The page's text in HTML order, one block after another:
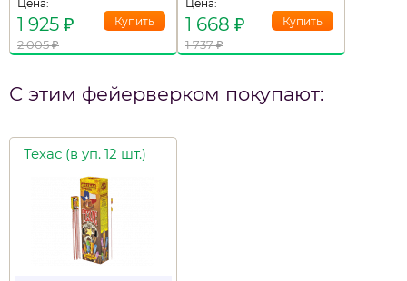
Цена:
1 925 ₽
2 005₽
Цена:
1 668 ₽
1 737₽
С этим фейерверком покупают:
Техас (в уп. 12 шт.)